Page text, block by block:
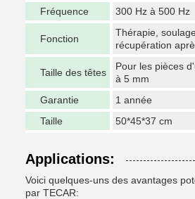
Fréquence 300 Hz à 500 Hz
Fonction
Thérapie,
récupération
Taille des têtes
Pour les pièces
à 5 mm
Garantie
1 année
Taille
50*45*37 cm
Applications:
Voici quelques-uns des avantages
par TECAR: